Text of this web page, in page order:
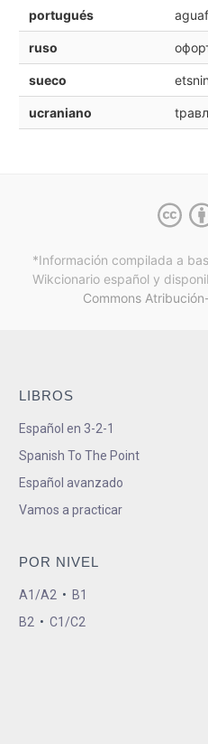
portugués
ruso
sueco
ucraniano
*Información compilada a
Wikcionario español y
Commons
LIBROS
Español en 3-2-1
Spanish To The Point
Español avanzado
Vamos a practicar
POR NIVEL
A1/A2 • B1
B2 • C1/C2